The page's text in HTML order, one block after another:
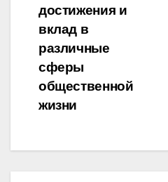
достижения и
вклад в
различные
сферы
общественной
жизни